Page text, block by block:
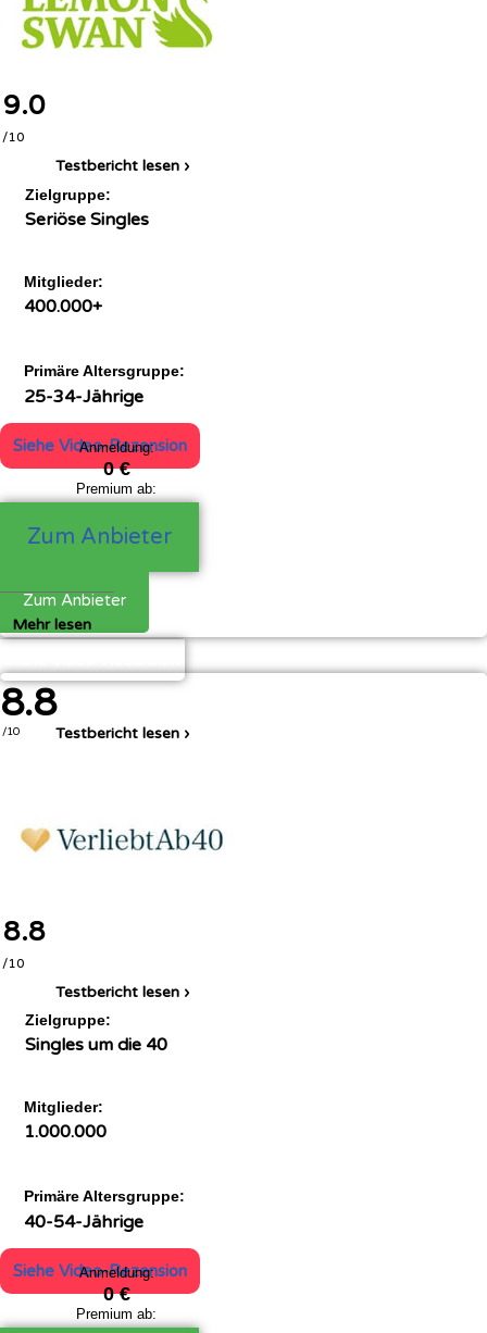
9.0
/10
Testbericht lesen ›
Zielgruppe:
Seriöse Singles
Mitglieder:
400.000+
Primäre Altersgruppe:
25-34-Jährige
Siehe Video-Rezension
Anmeldung:
0 €
Premium ab:
Zum Anbieter
Zum Anbieter
Mehr lesen
8.8
/10 Testbericht lesen ›
8.8
/10
Testbericht lesen ›
Zielgruppe:
Singles um die 40
Mitglieder:
1.000.000
Primäre Altersgruppe:
40-54-Jährige
Siehe Video-Rezension
Anmeldung:
0 €
Premium ab: